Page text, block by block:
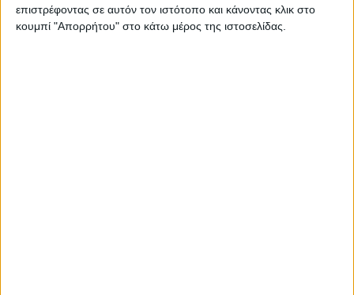
επιστρέφοντας σε αυτόν τον ιστότοπο και κάνοντας κλικ στο
κουμπί "Απορρήτου" στο κάτω μέρος της ιστοσελίδας.